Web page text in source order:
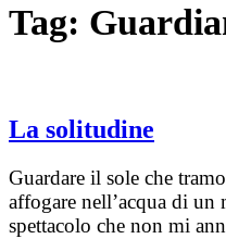
Tag:
La solitudine
Guardare il sole che
affogare nell’acqua di
spettacolo che non mi